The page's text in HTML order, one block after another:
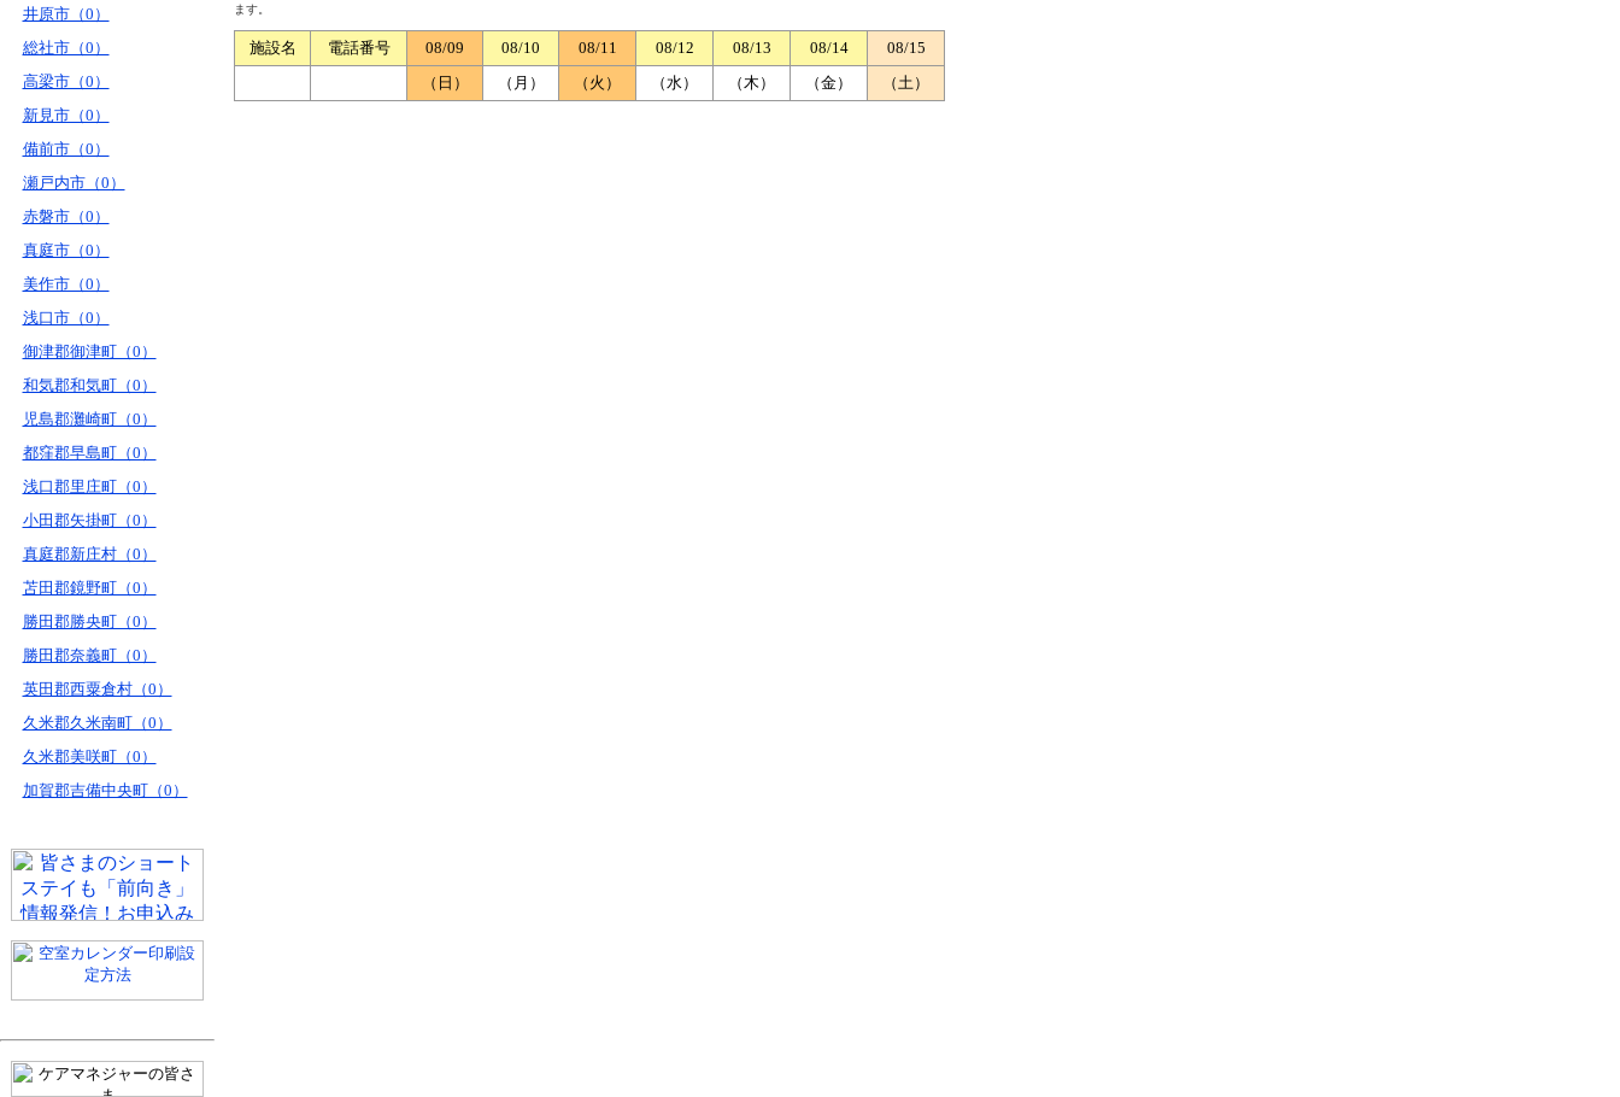
井原市（0）
総社市（0）
高梁市（0）
新見市（0）
備前市（0）
瀬戸内市（0）
赤磐市（0）
真庭市（0）
美作市（0）
浅口市（0）
御津郡御津町（0）
和気郡和気町（0）
児島郡灘崎町（0）
都窪郡早島町（0）
浅口郡里庄町（0）
小田郡矢掛町（0）
真庭郡新庄村（0）
苫田郡鏡野町（0）
勝田郡勝央町（0）
勝田郡奈義町（0）
英田郡西粟倉村（0）
久米郡久米南町（0）
久米郡美咲町（0）
加賀郡吉備中央町（0）
ます。
施設名 電話番号 08/09 08/10 08/11 08/12 08/13 08/14
08/15
（日）
（月） （火） （水） （木） （金） （土）